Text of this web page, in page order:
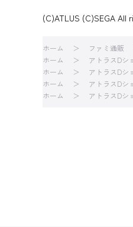
(C)ATLUS (C)SEGA All
ホーム ファミ通販
ホーム
アトラスDシ
ホーム
アトラスDシ
ホーム
アトラスDシ
ホーム
アトラスDシ